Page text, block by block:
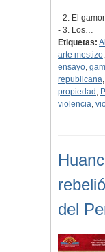
- 2. El
- 3. Los…
Etiquetas:
arte mestizo,
ensayo,
republicana,
propiedad ,
violencia,
del